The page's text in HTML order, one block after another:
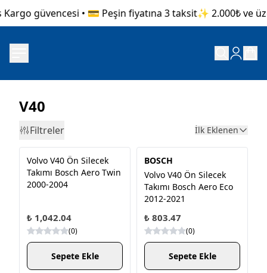
güvencesi • 💳 Peşin fiyatına 3 taksit✨ 2.000₺ ve
V40
Filtreler İlk Eklenen
Volvo V40 Ön Silecek
Takımı Bosch Aero Twin
2000-2004
₺ 1,042.04
(0)
Sepete Ekle
BOSCH
Volvo V40 Ön Silecek
Takımı Bosch Aero Eco
2012-2021
₺ 803.47
(0)
Sepete Ekle